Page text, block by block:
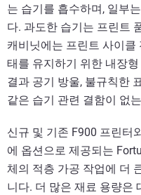
는 습기를 흡수하며, 일부
다. 과도한 습기는 프린트
캐비닛에는 프린트 사이
태를 유지하기 위한 내장
결과 공기 방울, 불규칙한
같은 습기 관련 결함이 없
신규 및 기존 F900 프린터
에 옵션으로 제공되는
체의 적층 가공 작업에 더
니다. 더 많은 재료 용량은